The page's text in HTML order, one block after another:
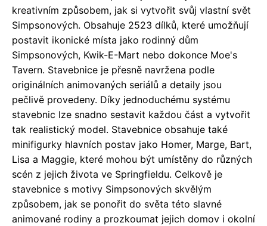
kreativním způsobem, jak si vytvořit svůj vlastní svět
Simpsonových. Obsahuje 2523 dílků, které umožňují
postavit ikonické místa jako rodinný dům
Simpsonových, Kwik-E-Mart nebo dokonce Moe's
Tavern. Stavebnice je přesně navržena podle
originálních animovaných seriálů a detaily jsou
pečlivě provedeny. Díky jednoduchému systému
stavebnic lze snadno sestavit každou část a vytvořit
tak realistický model. Stavebnice obsahuje také
minifigurky hlavních postav jako Homer, Marge, Bart,
Lisa a Maggie, které mohou být umístěny do různých
scén z jejich života ve Springfieldu. Celkově je
stavebnice s motivy Simpsonových skvělým
způsobem, jak se ponořit do světa této slavné
animované rodiny a prozkoumat jejich domov i okolní